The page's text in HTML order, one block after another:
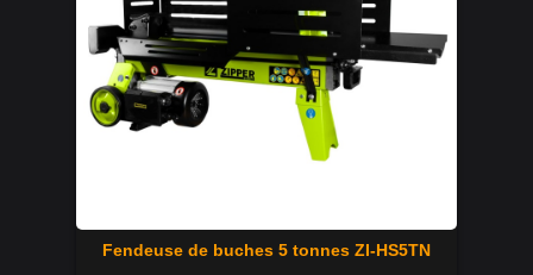
Fendeuse de buches 5 tonnes ZI-HS5TN